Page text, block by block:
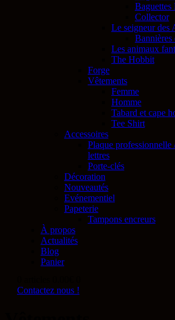
Baguettes
Collector
Le seigneur des
Bannières
Les animaux
The Hobbit
Forge
Vêtements
Femme
Homme
Tabard et cape
Tee Shirt
Accessoires
Plaque
lettres
Porte-clés
Décoration
Nouveautés
Evénementiel
Papeterie
Tampons encreurs
À propos
Actualités
Blog
Panier
Contactez nous !